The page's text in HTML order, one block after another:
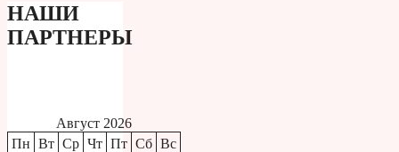
НАШИ
ПАРТНЕРЫ
Август 2026
Пн Вт Ср Чт Пт Сб Вс